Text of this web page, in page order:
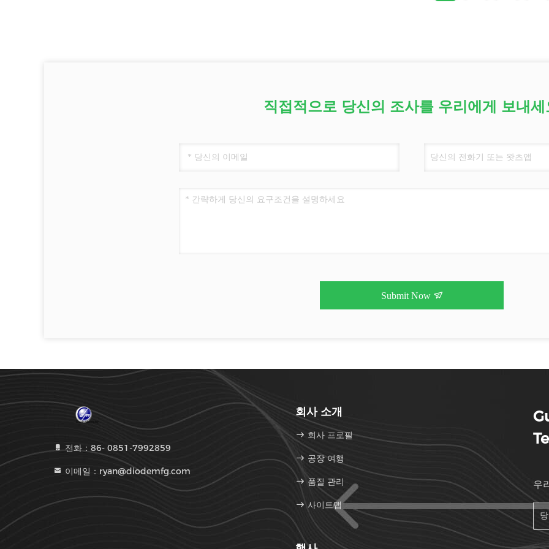
직접적으로 당신의 조사를 우리에게 보내세
Submit Now
전화：86- 0851-7992859
이메일：ryan@diodemfg.com
회사 소개
회사 프로필
공장 여행
품질 관리
사이트맵
우